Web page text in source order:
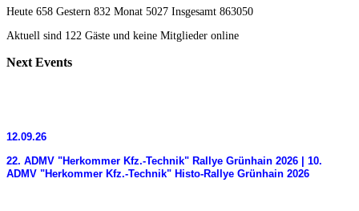
Heute 658 Gestern 832 Monat 5027 Insgesamt 863050
Aktuell sind 122 Gäste und keine Mitglieder online
Next Events
12.09.26
22. ADMV "Herkommer Kfz.-Technik" Rallye Grünhain 2026 | 10.
ADMV "Herkommer Kfz.-Technik" Histo-Rallye Grünhain 2026